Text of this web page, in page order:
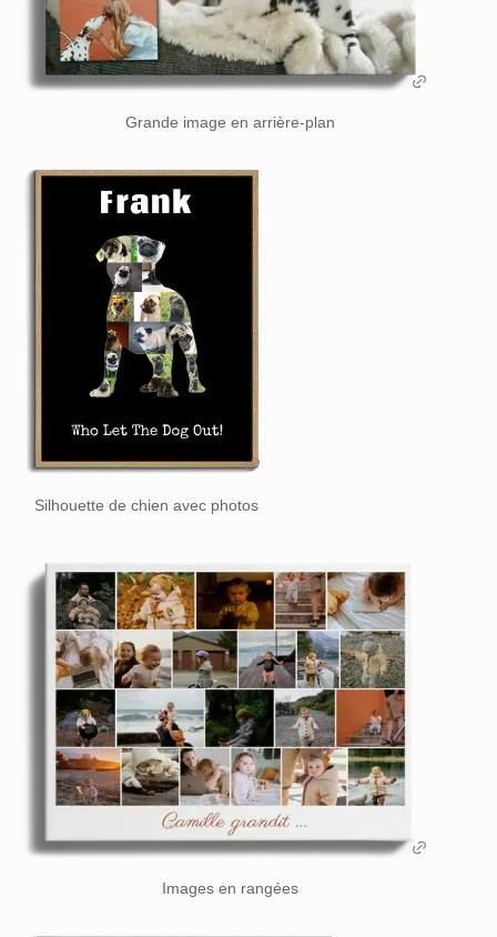
Grande image en arrière-plan
Silhouette de chien avec photos
Images en rangées